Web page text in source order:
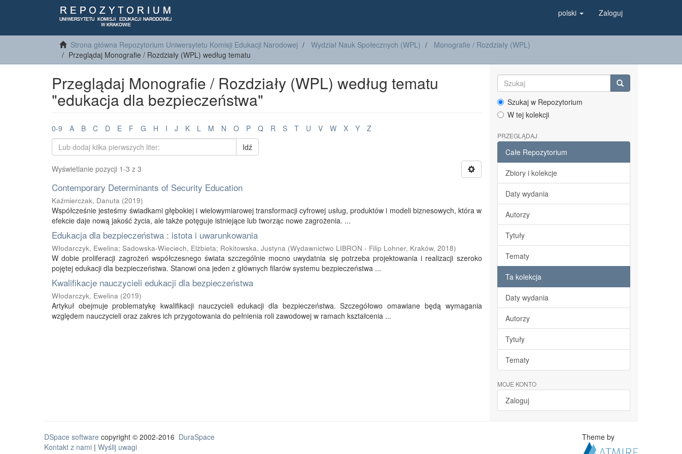
polski Zaloguj
Strona główna Repozytorium Uniwersytetu Komisji Edukacji Narodowej Wydział Nauk Społecznych (WPL)
Monografie / Rozdziały (WPL)
Przeglądaj Monografie / Rozdziały (WPL) według tematu
Przeglądaj Monografie / Rozdziały (WPL) według tematu
"edukacja dla bezpieczeństwa"
0-9 A B C D E F G H I J K L M N O P Q R S T U V W X Y
Z
Idź
Wyświetlanie pozycji 1-3 z 3
Contemporary Determinants of Security Education
Kaźmierczak, Danuta (2019)
Współcześnie jesteśmy świadkami głębokiej i wielowymiarowej transformacji cyfrowej usług, produktów i modeli biznesowych, która w
efekcie daje nową jakość życia, ale także potęguje istniejące lub tworząc nowe zagrożenia. ...
Edukacja dla bezpieczeństwa : istota i uwarunkowania
Włodarczyk, Ewelina; Sadowska-Wieciech, Elżbieta; Rokitowska, Justyna (Wydawnictwo LIBRON - Filip Lohner, Kraków, 2018)
W dobie proliferacji zagrożeń współczesnego świata szczególnie mocno uwydatnia się potrzeba projektowania i realizacji szeroko
pojętej edukacji dla bezpieczeństwa. Stanowi ona jeden z głównych filarów systemu bezpieczeństwa ...
Kwalifikacje nauczycieli edukacji dla bezpieczeństwa
Włodarczyk, Ewelina (2019)
Artykuł obejmuje problematykę kwalifikacji nauczycieli edukacji dla bezpieczeństwa. Szczegółowo omawiane będą wymagania
względem nauczycieli oraz zakres ich przygotowania do pełnienia roli zawodowej w ramach kształcenia ...
Szukaj w Repozytorium
W tej kolekcji
PRZEGLĄDAJ
Całe Repozytorium
Zbiory i kolekcje
Daty wydania
Autorzy
Tytuły
Tematy
Ta kolekcja
Daty wydania
Autorzy
Tytuły
Tematy
MOJE KONTO
Zaloguj
DSpace software copyright © 2002-2016 DuraSpace
Kontakt z nami | Wyślij uwagi
Theme by